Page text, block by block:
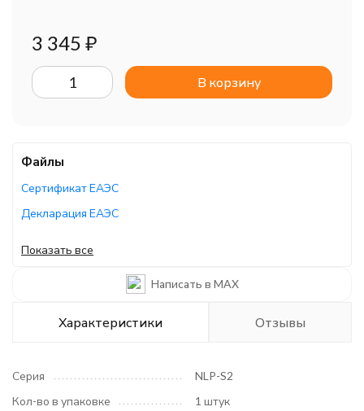
3 345 ₽
В корзину
Файлы
Сертификат ЕАЭС
Декларация ЕАЭС
Показать все
Написать в MAX
Характеристики Отзывы
Серия
NLP-S2
Кол-во в упаковке
1 штук